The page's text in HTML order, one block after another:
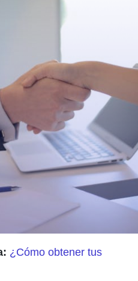
¿Cómo obtener tus